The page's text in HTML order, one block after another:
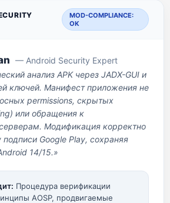
MOD-COMPLIANCE:
OK
— Android Security Expert
анализ APK через JADX-GUI и
ключей. Манифест приложения не
permissions, скрытых
или обращения к
Модификация корректно
подписи Google Play, сохраняя
14/15.»
Процедура верификации
AOSP, продвигаемые